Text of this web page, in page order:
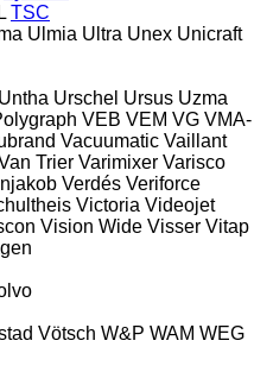
TSC
Ulmia Ultra Unex Unicraft
Untha Urschel Ursus Uzma
VEB VEM VG VMA-
Vacuumatic Vaillant
Trier Varimixer Varisco
Verdés Veriforce
Victoria Videojet
Vision Wide Visser Vitap
Vötsch W&P WAM WEG